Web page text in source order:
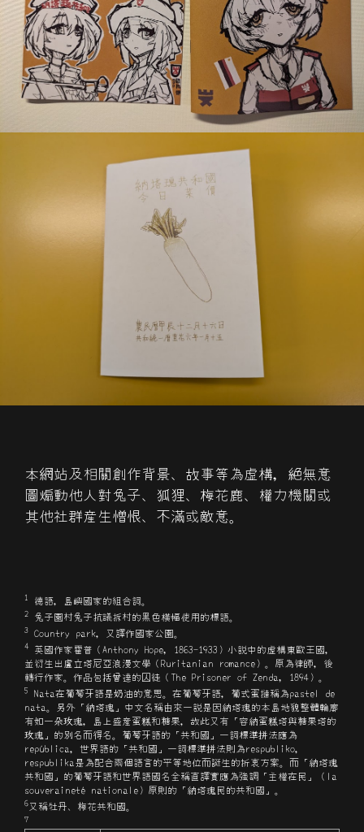
本網站及相關創作背景、故事等為虚構，絶無意
圖煽動他人對兔子、狐狸、梅花鹿、權力機關或
其他社群産生憎恨、不滿或敵意。
1 德語，島嶼國家的組合詞。
2 兔子園村兔子抗議拆村的黑色橫幅使用的標語。
3 Country park，又譯作國家公園。
4 英國作家霍普（Anthony Hope, 1863-1933）小説中的虚構東歐王國，
並衍生出盧立塔尼亞浪漫文學（Ruritanian romance）。原為律師，後
轉行作家。作品包括曾達的囚徒（The Prisoner of Zenda, 1894）。
5 Nata在葡萄牙語是奶油的意思。在葡萄牙語，葡式蛋撻稱為pastel de
nata。
另外「納塔瑰」中文名稱由來一説是因納塔瑰的本島地貌整體輪廓
有如一朵玫瑰，島上盛産蛋糕和糖果，故此又有「容納蛋糕塔與糖果塔的
玫瑰」的別名而得名。葡萄牙語的「共和國」一詞標準拼法應為
república，世界語的「共和國」一詞標準拼法則為respubliko，
respublika是為配合兩個語言的平等地位而誕生的折衷方案。而「納塔瑰
共和國」的葡萄牙語和世界語國名全稱直譯實應為強調「主權在民」（la
souveraineté nationale）原則的「納塔瑰民的共和國」。
6又稱牡丹、梅花共和國。
7